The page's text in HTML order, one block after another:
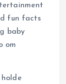
fun facts
baby
om
holde